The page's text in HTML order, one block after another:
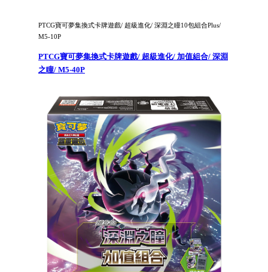
PTCG寶可夢集換式卡牌遊戲/ 超級進化/ 深淵之瞳10包組合Plus/
M5-10P
PTCG寶可夢集換式卡牌遊戲/ 超級進化/ 加值組合/ 深淵
之瞳/ M5-40P